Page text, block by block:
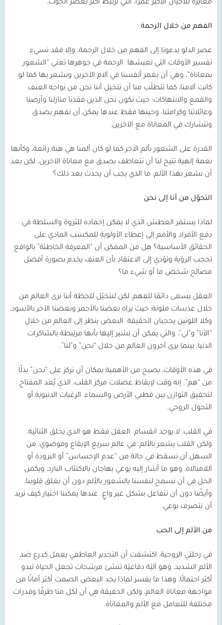
مغايرة للأجيال الأكبر عمرًا، التي ترتبط أكثر بعصر الحوت.
الفهم من خلال الرحمة
عصر الدلو يدعونا إلى الفهم من خلال الرحمة، وإلا فقد نسيء
تفسير الأوقات التي نعيشها. الرحمة في جوهرها تعني “الشعور
بمعاناة”، وهي أن نغمر أنفسنا في آلام الآخرين ونشعر بها كما لو
كانت آلامنا، كما تتطلّب منا أن نتخيل أننا نحن من نواجه العنف
والقمع والانتهاكات؛ حيث نكون نحن الذين فقدنا منازلنا وأرضنا
وعائلاتنا وكرامتنا، وحينها فقط عندها يمكن أن نفهم بصدق
ونتشارك في المعاناة مع الآخرين.
القدرة على الشعور بألم الآخر كما لو كان ألمنا هي هبة رائعة، وكأنها
نعمة إلهية تتيح لنا أن نتعاطف بصدق مع معاناة الآخرين. لكن بعد
أن نشعر بهذا الألم، ما الذي يجب أن يحدث بعد ذلك؟
التحوّل من أنا إلى نحن
لماذا يستمر العطش الذي لا يمكن إخماده للثروة والسلطة في
دفع الأفراد والأمم إلى إعطاء الأولوية للمكسب المادي على
الحقائق الأساسية؟ هل من الممكن أن “المعرفة الخاطئة” بالواقع
تحجب الرؤية وتؤدي إلى الاعتقاد بأن العنف يخدم بصورة أفضل
مصالح شخص ما أو شيء ما؟
العقل يسعى دائمًا للفهم، لكن لنتخيّل للحظة أننا نرى العالم من
خلال عدسات ملونة؛ حيث يراه بعضنا بالأحمر وبعضنا الآخر بالأسود،
وكلا اللونين يحجبان الحقيقة. البعض ينظر إلى العالم من خلال
“الأنا” و”لي”، والتي يمكن أن نشير إليها بأنها مرتبطة بالشاكرات
الدنيا، بينما يرى آخرون العالم من خلال “نحن” و”لنا”.
في هذه الأوقات، يصبح من الأهمية بمكان أن نركز على “نحن” بدلًا
من “هم”. إنه وقت لإيقاظ عضلات مركز القلب، الذي يُعد المفتاح
لتحقيق التوازن بين قطبي الأرض والسماء، الرغبات الدنيوية أو
التحول الروحي.
في القلب، لا يوجد انقسام. العقل فقط هو الذي يخلق الثنائية.
ولكن القلب يشعر بالألم. في عالم سريع الإيقاع وفوضوي، من
السهل أن نسقط في حالة من “عدم الإحساس” أو البرودة أو
اللامبالاة، وهو ما أشار إليه يوغي بهاجان بالاكتئاب البارد، ويكمن
الحل في أن نسمح لنفسنا بالشعور بالألم دون أن نغلق قلوبنا،
وأيضًا دون أن نتفاعل بشكل غير واعٍ. عندها يمكننا اختيار كيف نريد
أن نتصرف بوعي.
من الألم إلى الحب
في رحلتي الروحية، اكتشفت أن التخدير العاطفي يعمل كدرع ضد
الألم الشديد، وهو آليّة دفاعيّة تنشئ مرشحات تجعل الحياة تبدو
أكثر احتمالًا، وهذا ما يفسر لماذا يجد البعض الصمت أكثر أمانًا من
مواجهة معاناة العالم، ولكن الحقيقة هي أن لكل منا طرقًا وقدرات
مختلفة للتعامل مع الألم والمعاناة.